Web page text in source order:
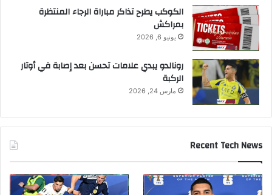
الكوكب يطرح تذاكر مباراة الرجاء المنتظرة
بمراكش
يونيو 6, 2026
رونالدو يبدي علامات تحسن بعد إصابة في أوتار
الركبة
مارس 24, 2026
Recent Tech News